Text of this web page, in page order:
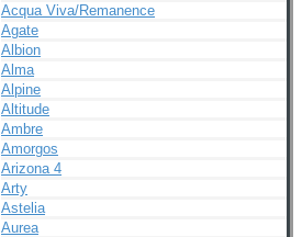
Acqua Viva/Remanence
Agate
Albion
Alma
Alpine
Altitude
Ambre
Amorgos
Arizona 4
Arty
Astelia
Aurea